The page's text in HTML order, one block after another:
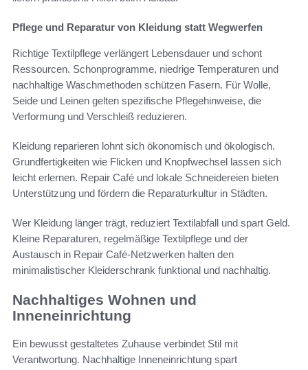
Pflege und Reparatur von Kleidung statt Wegwerfen
Richtige Textilpflege verlängert Lebensdauer und schont
Ressourcen. Schonprogramme, niedrige Temperaturen und
nachhaltige Waschmethoden schützen Fasern. Für Wolle,
Seide und Leinen gelten spezifische Pflegehinweise, die
Verformung und Verschleiß reduzieren.
Kleidung reparieren lohnt sich ökonomisch und ökologisch.
Grundfertigkeiten wie Flicken und Knopfwechsel lassen sich
leicht erlernen. Repair Café und lokale Schneidereien bieten
Unterstützung und fördern die Reparaturkultur in Städten.
Wer Kleidung länger trägt, reduziert Textilabfall und spart Geld.
Kleine Reparaturen, regelmäßige Textilpflege und der
Austausch in Repair Café-Netzwerken halten den
minimalistischer Kleiderschrank funktional und nachhaltig.
Nachhaltiges Wohnen und
Inneneinrichtung
Ein bewusst gestaltetes Zuhause verbindet Stil mit
Verantwortung. Nachhaltige Inneneinrichtung spart